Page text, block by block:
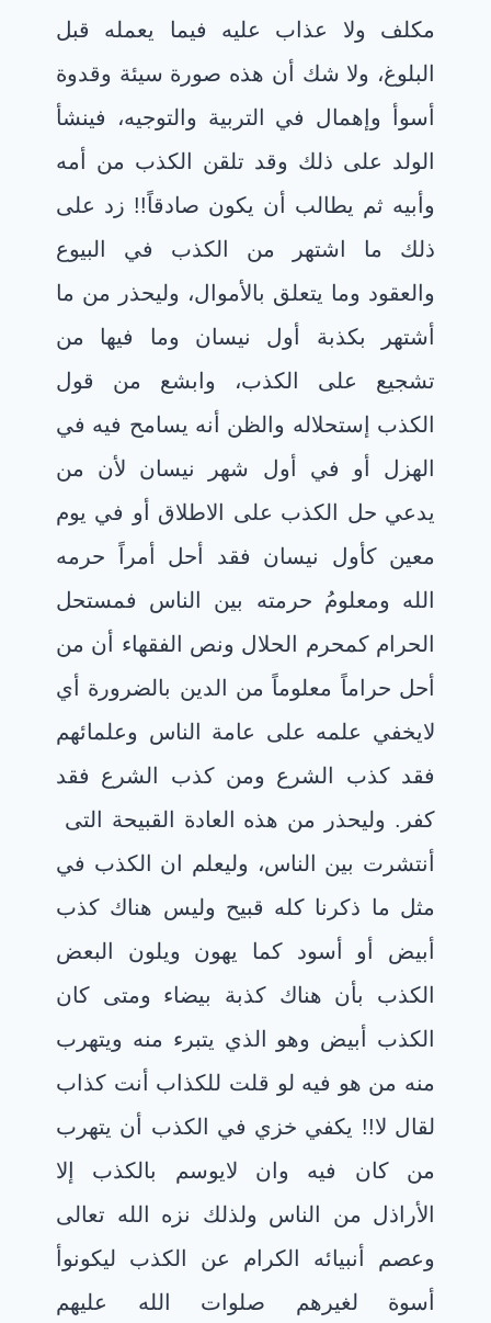
مكلف ولا عذاب عليه فيما يعمله قبل
البلوغ، ولا شك أن هذه صورة سيئة وقدوة
أسوأ وإهمال في التربية والتوجيه، فينشأ
الولد على ذلك وقد تلقن الكذب من أمه
وأبيه ثم يطالب أن يكون صادقاً!! زد على
ذلك ما اشتهر من الكذب في البيوع
والعقود وما يتعلق بالأموال، وليحذر من ما
أشتهر بكذبة أول نيسان وما فيها من
تشجيع على الكذب، وابشع من قول
الكذب إستحلاله والظن أنه يسامح فيه في
الهزل أو في أول شهر نيسان لأن من
يدعي حل الكذب على الاطلاق أو في يوم
معين كأول نيسان فقد أحل أمراً حرمه
الله ومعلومُ حرمته بين الناس فمستحل
الحرام كمحرم الحلال ونص الفقهاء أن من
أحل حراماً معلوماً من الدين بالضرورة أي
لايخفي علمه على عامة الناس وعلمائهم
فقد كذب الشرع ومن كذب الشرع فقد
كفر. وليحذر من هذه العادة القبيحة التى
أنتشرت بين الناس، وليعلم ان الكذب في
مثل ما ذكرنا كله قبيح وليس هناك كذب
أبيض أو أسود كما يهون ويلون البعض
الكذب بأن هناك كذبة بيضاء ومتى كان
الكذب أبيض وهو الذي يتبرء منه ويتهرب
منه من هو فيه لو قلت للكذاب أنت كذاب
لقال لا!! يكفي خزي في الكذب أن يتهرب
من كان فيه وان لايوسم بالكذب إلا
الأراذل من الناس ولذلك نزه الله تعالى
وعصم أنبيائه الكرام عن الكذب ليكونوأ
أسوة لغيرهم صلوات الله عليهم